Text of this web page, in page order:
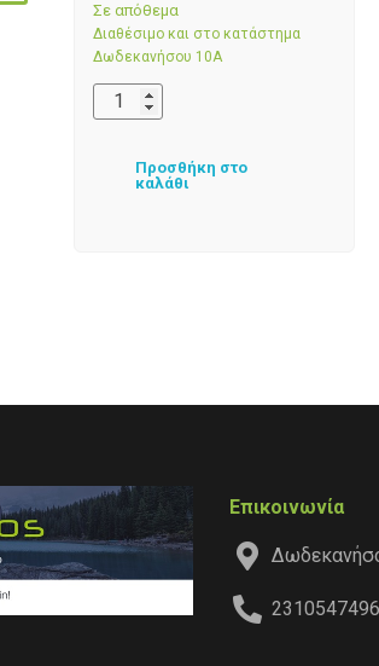
Σε απόθεμα
Διαθέσιμο και στο κατάστημα
Δωδεκανήσου 10Α
Προσθήκη στο
καλάθι
Επικοινωνία
2310547496